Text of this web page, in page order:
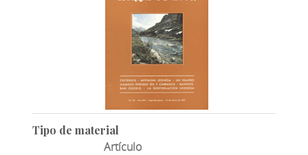
Tipo de material
Artículo